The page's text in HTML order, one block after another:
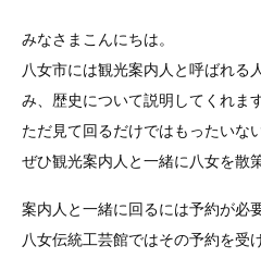
みなさまこんにちは。
八女市には観光案内人と呼ばれる
み、歴史について説明してくれます
ただ見て回るだけではもったいな
ぜひ観光案内人と一緒に八女を散
案内人と一緒に回るには予約が必
八女伝統工芸館ではその予約を受